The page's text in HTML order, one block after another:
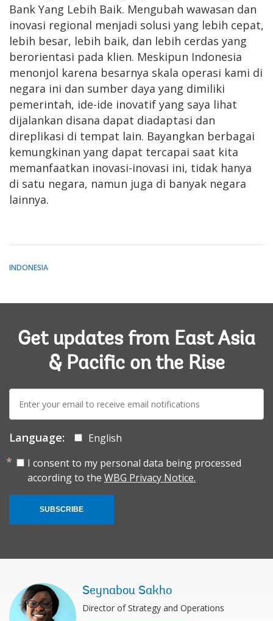
Bank Yang Lebih Baik. Mengubah wawasan dan
inovasi regional menjadi solusi yang lebih cepat,
lebih besar, lebih baik, dan lebih cerdas yang
berorientasi pada klien. Meskipun Indonesia
menonjol karena besarnya skala operasi kami di
negara ini dan sumber daya yang dimiliki
pemerintah, ide-ide inovatif yang saya lihat
dijalankan disana dapat diadaptasi dan
direplikasi di tempat lain. Bayangkan berbagai
kemungkinan yang dapat tercapai saat kita
memanfaatkan inovasi-inovasi ini, tidak hanya
di satu negara, namun juga di banyak negara
lainnya.
INDONESIA
Get updates from East Asia
& Pacific on the Rise
mail:
Language:
English
I consent to my personal data being processed
according to the WBG Privacy Notice.
SUBSCRIBE
Seynabou Sakho
Director of Strategy and Operations